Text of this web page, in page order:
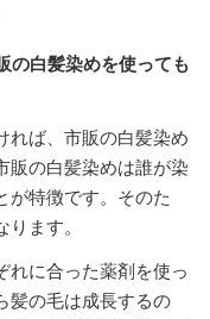
の白髪染めを使っても
れば、市販の白髪染め
販の白髪染めは誰が染
が特徴です。そのた
ます。
れに合った薬剤を使っ
髪の毛は成長するの